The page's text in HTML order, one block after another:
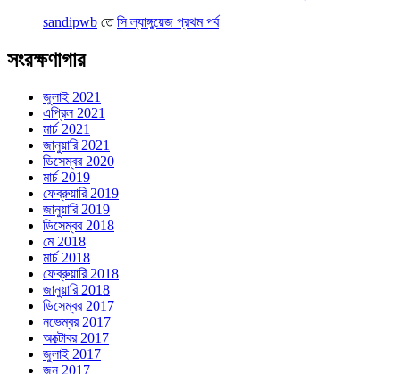
sandipwb তেসি ল্যাঙ্গুয়েজ প্রথম পর্ব
সংরক্ষণাগার
জুলাই 2021
এপ্রিল 2021
মার্চ 2021
জানুয়ারি 2021
ডিসেম্বর 2020
মার্চ 2019
ফেব্রুয়ারি 2019
জানুয়ারি 2019
ডিসেম্বর 2018
মে 2018
মার্চ 2018
ফেব্রুয়ারি 2018
জানুয়ারি 2018
ডিসেম্বর 2017
নভেম্বর 2017
অক্টোবর 2017
জুলাই 2017
জুন 2017